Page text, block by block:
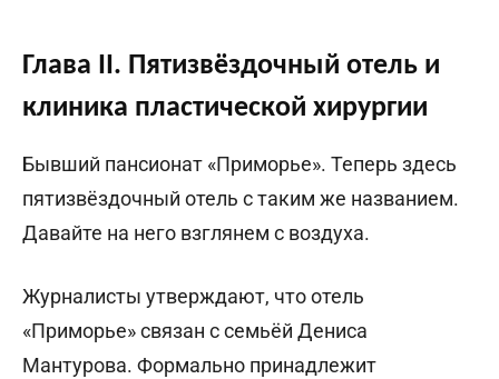
Глава II. Пятизвёздочный отель и
клиника пластической хирургии
Бывший пансионат «Приморье». Теперь здесь
пятизвёздочный отель с таким же названием.
Давайте на него взглянем с воздуха.
Журналисты утверждают, что отель
«Приморье» связан с семьёй Дениса
Мантурова. Формально принадлежит